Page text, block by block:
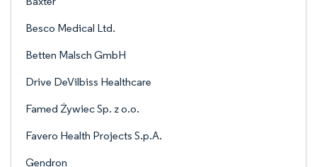
Besco Medical Ltd.
Betten Malsch GmbH
Drive DeVilbiss Healthcare
Famed Żywiec Sp. z o.o.
Favero Health Projects S.p.A.
Gendron